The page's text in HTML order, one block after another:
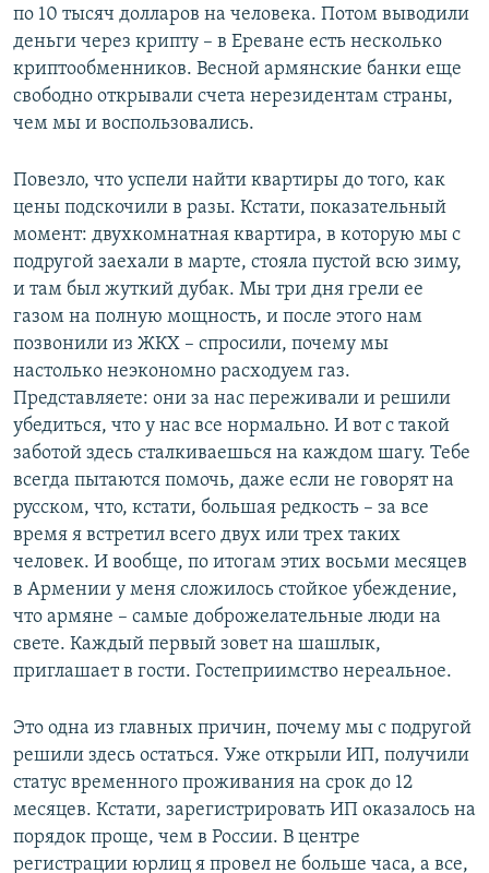
по 10 тысяч долларов на человека. Потом выводили
деньги через крипту – в Ереване есть несколько
криптообменников. Весной армянские банки еще
свободно открывали счета нерезидентам страны,
чем мы и воспользовались.
Повезло, что успели найти квартиры до того, как
цены подскочили в разы. Кстати, показательный
момент: двухкомнатная квартира, в которую мы с
подругой заехали в марте, стояла пустой всю зиму,
и там был жуткий дубак. Мы три дня грели ее
газом на полную мощность, и после этого нам
позвонили из ЖКХ – спросили, почему мы
настолько неэкономно расходуем газ.
Представляете: они за нас переживали и решили
убедиться, что у нас все нормально. И вот с такой
заботой здесь сталкиваешься на каждом шагу. Тебе
всегда пытаются помочь, даже если не говорят на
русском, что, кстати, большая редкость – за все
время я встретил всего двух или трех таких
человек. И вообще, по итогам этих восьми месяцев
в Армении у меня сложилось стойкое убеждение,
что армяне – самые доброжелательные люди на
свете. Каждый первый зовет на шашлык,
приглашает в гости. Гостеприимство нереальное.
Это одна из главных причин, почему мы с подругой
решили здесь остаться. Уже открыли ИП, получили
статус временного проживания на срок до 12
месяцев. Кстати, зарегистрировать ИП оказалось на
порядок проще, чем в России. В центре
регистрации юрлиц я провел не больше часа, а все,